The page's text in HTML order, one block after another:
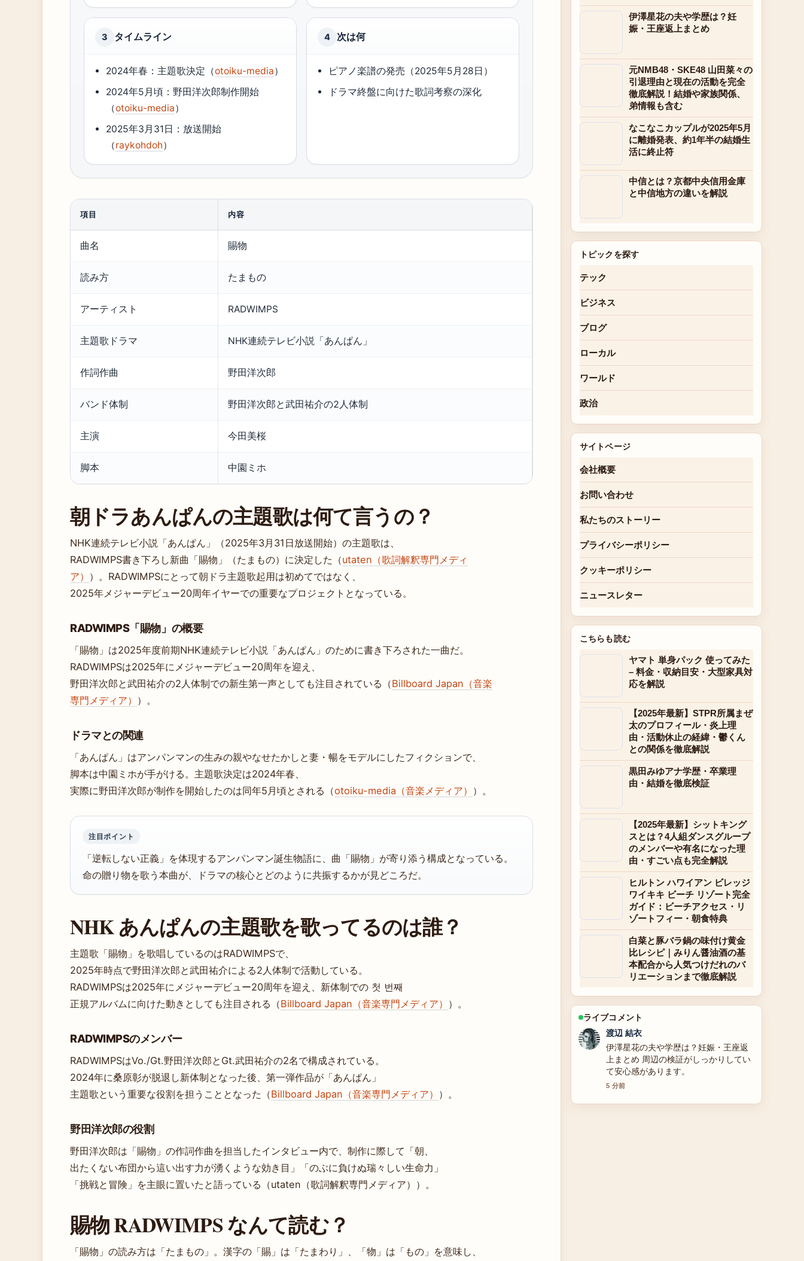
3 タイムライン
2024年春：主題歌決定（otoiku-media）
2024年5月頃：野田洋次郎制作開始
（otoiku-media）
2025年3月31日：放送開始
（raykohdoh）
4 次は何
ピアノ楽譜の発売（2025年5月28日）
ドラマ終盤に向けた歌詞考察の深化
項目 内容
曲名 賜物
読み方 たまもの
アーティスト RADWIMPS
主題歌ドラマ NHK連続テレビ小説「あんぱん」
作詞作曲 野田洋次郎
バンド体制 野田洋次郎と武田祐介の2人体制
主演 今田美桜
脚本 中園ミホ
朝ドラあんぱんの主題歌は何て言うの？
NHK連続テレビ小説「あんぱん」（2025年3月31日放送開始）の主題歌は、
RADWIMPS書き下ろし新曲「賜物」（たまもの）に決定した（utaten（歌詞解釈専門メディ
ア） ）。RADWIMPSにとって朝ドラ主題歌起用は初めてではなく、
2025年メジャーデビュー20周年イヤーでの重要なプロジェクトとなっている。
RADWIMPS「賜物」の概要
「賜物」は2025年度前期NHK連続テレビ小説「あんぱん」のために書き下ろされた一曲だ。
RADWIMPSは2025年にメジャーデビュー20周年を迎え、
野田洋次郎と武田祐介の2人体制での新生第一声としても注目されている（Billboard Japan（音楽
専門メディア） ）。
ドラマとの関連
「あんぱん」はアンパンマンの生みの親やなせたかしと妻・暢をモデルにしたフィクションで、
脚本は中園ミホが手がける。主題歌決定は2024年春、
実際に野田洋次郎が制作を開始したのは同年5月頃とされる（otoiku-media（音楽メディア） ）。
注目ポイント
「逆転しない正義」を体現するアンパンマン誕生物語に、曲「賜物」が寄り添う構成となっている。
命の贈り物を歌う本曲が、ドラマの核心とどのように共振するかが見どころだ。
NHK あんぱんの主題歌を歌ってるのは誰？
主題歌「賜物」を歌唱しているのはRADWIMPSで、
2025年時点で野田洋次郎と武田祐介による2人体制で活動している。
RADWIMPSは2025年にメジャーデビュー20周年を迎え、新体制での 첫 번째
正規アルバムに向けた動きとしても注目される（Billboard Japan（音楽専門メディア） ）。
RADWIMPSのメンバー
RADWIMPSはVo./Gt.野田洋次郎とGt.武田祐介の2名で構成されている。
2024年に桑原彰が脱退し新体制となった後、第一弾作品が「あんぱん」
主題歌という重要な役割を担うこととなった（Billboard Japan（音楽専門メディア） ）。
野田洋次郎の役割
野田洋次郎は「賜物」の作詞作曲を担当したインタビュー内で、制作に際して「朝、
出たくない布団から這い出す力が湧くような効き目」「のぶに負けぬ瑞々しい生命力」
「挑戦と冒険」を主眼に置いたと語っている（utaten（歌詞解釈専門メディア））。
賜物 RADWIMPS なんて読む？
「賜物」の読み方は「たまもの」。漢字の「賜」は「たまわり」、「物」は「もの」を意味し、
伊澤星花の夫や学歴は？妊
娠・王座返上まとめ
元NMB48・SKE48 山田菜々の
引退理由と現在の活動を完全
徹底解説！結婚や家族関係、
弟情報も含む
なこなこカップルが2025年5月
に離婚発表、約1年半の結婚生
活に終止符
中信とは？京都中央信用金庫
と中信地方の違いを解説
トピックを探す
テック
ビジネス
ブログ
ローカル
ワールド
政治
サイトページ
会社概要
お問い合わせ
私たちのストーリー
プライバシーポリシー
クッキーポリシー
ニュースレター
こちらも読む
ヤマト 単身パック 使ってみた
– 料金・収納目安・大型家具対
応を解説
【2025年最新】STPR所属まぜ
太のプロフィール・炎上理
由・活動休止の経緯・鬱くん
との関係を徹底解説
黒田みゆアナ学歴・卒業理
由・結婚を徹底検証
【2025年最新】シットキング
スとは？4人組ダンスグループ
のメンバーや有名になった理
由・すごい点も完全解説
ヒルトン ハワイアン ビレッジ
ワイキキ ビーチ リゾート完全
ガイド：ビーチアクセス・リ
ゾートフィー・朝食特典
白菜と豚バラ鍋の味付け黄金
比レシピ｜みりん醤油酒の基
本配合から人気つけだれのバ
リエーションまで徹底解説
ライブコメント
小林 大智
ゴジラの正体・モデル・襲う理由を徹
底解説！シリーズ33作品以上と人間を
食べない理由やゴジラ-1.0結末も の整
理がとても分かりやすいです。今日の